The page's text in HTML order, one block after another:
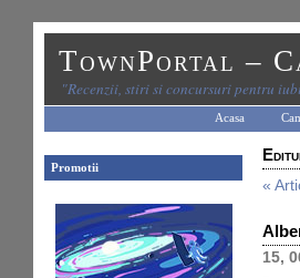
TownPortal –
"Recenzii, stiri si concursuri pentru
Acasa
Promotii
«
15,